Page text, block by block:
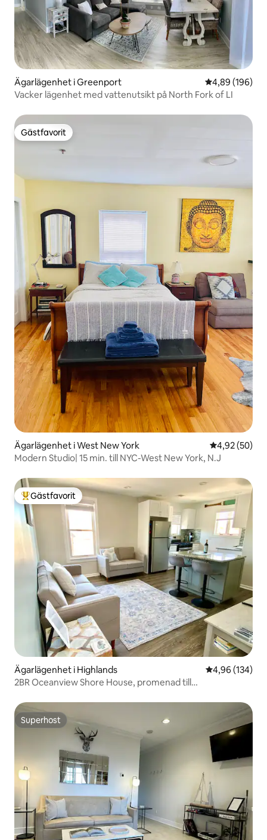
Ägarlägenhet i Greenport 4,89 av 5 i
4,89 (196)
Vacker lägenhet med vattenutsikt på North Fork of LI
Gästfavorit
Gästfavorit
Ägarlägenhet i West New York 4,92 av 5 i
4,92 (50)
Modern Studio| 15 min. till NYC-West New York, N.J
Populär gästfavorit
Gästfavorit
Ägarlägenhet i Highlands 4,96 av 5 i
4,96 (134)
2BR Oceanview Shore House, promenad till
Superhost
Superhost